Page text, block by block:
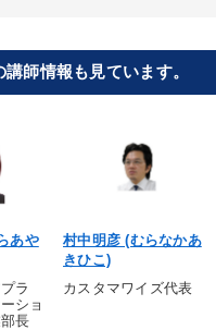
師情報も見ています。
あや
ラ
ショ
長
村中明彦 (むらなかあ
きひこ)
カスタマワイズ代表